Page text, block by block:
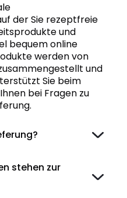
der Sie rezeptfreie
und
bequem online
werden von
und
Sie beim
bei Fragen zu
stehen zur